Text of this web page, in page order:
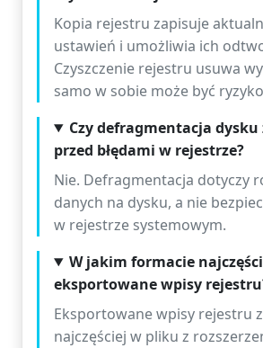
Kopia rejestru zapisuje
ustawień i umożliwia ich
Czyszczenie rejestru usuwa
samo w sobie może być
Czy defragmentacja dysku
przed błędami w rejestrze?
Nie. Defragmentacja dotyczy
danych na dysku, a nie
w rejestrze systemowym.
W jakim formacie
eksportowane wpisy
Eksportowane wpisy rejestru
najczęściej w pliku z